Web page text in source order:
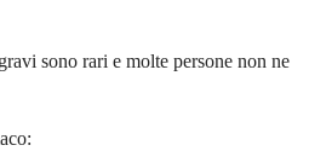
sono rari e molte persone non ne